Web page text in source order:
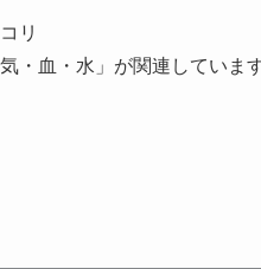
リ
・血・水」が関連しています